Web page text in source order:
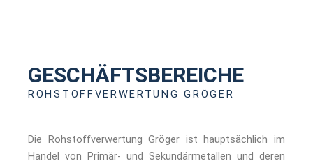
GESCHÄFTSBEREICHE
ROHSTOFFVERWERTUNG GRÖGER
Die Rohstoffverwertung Gröger ist hauptsächlich im
Handel von Primär- und Sekundärmetallen und deren